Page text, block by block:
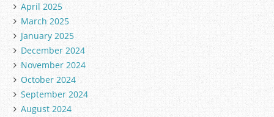
April 2025
March 2025
January 2025
December 2024
November 2024
October 2024
September 2024
August 2024